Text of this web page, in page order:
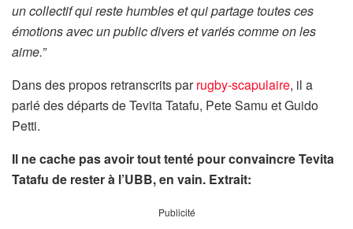
un collectif qui reste humbles et qui partage toutes ces
émotions avec un public divers et variés comme on les
aime.”
Dans des propos retranscrits parrugby-scapulaire, il a
parlé des départs de Tevita Tatafu, Pete Samu et Guido
Petti.
Il ne cache pas avoir tout tenté pour convaincre Tevita
Tatafu de rester à l’UBB, en vain. Extrait:
Publicité